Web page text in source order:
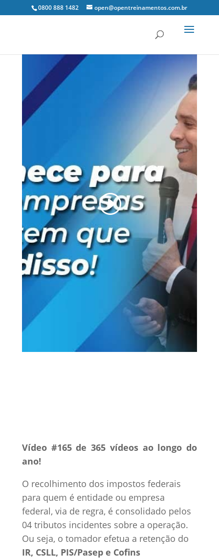
0800 888 1482 open@opentreinamentos.com.br
Vídeo #165 de 365 vídeos ao longo do
ano!
O recolhimento dos impostos federais
para quem é entidade ou empresa
federal, via de regra, é consolidado pelos
04 tributos incidentes sobre a operação.
Ou seja, o tomador efetua a retenção do
IR, CSLL, PIS/Pasep e Cofins